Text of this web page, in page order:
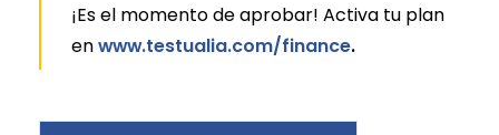
¡Es el momento de aprobar! Activa tu plan
enwww.testualia.com/finance.